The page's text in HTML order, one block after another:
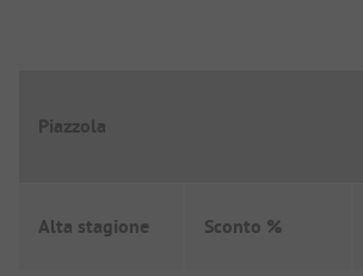
Piazzola
Alta stagione Sconto %